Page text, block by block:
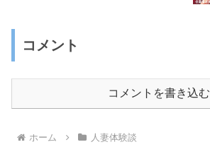
コメント
コメントを書き込む
ホーム 人妻体験談